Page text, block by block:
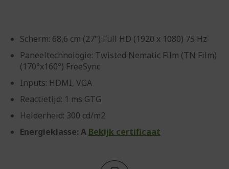
Scherm: 68,6 cm (27") Full HD (1920 x 1080) 75 Hz
Paneeltechnologie: Twisted Nematic Film (TN Film)
(170°x160°) FreeSync
Inputs: HDMI, VGA
Reactietijd: 1 ms GTG
Helderheid: 300 cd/m2
Energieklasse: A Bekijk certificaat